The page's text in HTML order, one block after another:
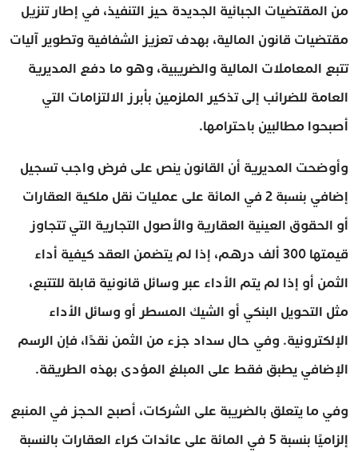
من المقتضيات الجبائية الجديدة حيز التنفيذ، في إطار تنزيل
مقتضيات قانون المالية، بهدف تعزيز الشفافية وتطوير آليات
تتبع المعاملات المالية والضريبية، وهو ما دفع المديرية
العامة للضرائب إلى تذكير الملزمين بأبرز الالتزامات التي
أصبحوا مطالبين باحترامها.
وأوضحت المديرية أن القانون ينص على فرض واجب تسجيل
إضافي بنسبة 2 في المائة على عمليات نقل ملكية العقارات
أو الحقوق العينية العقارية والأصول التجارية التي تتجاوز
قيمتها 300 ألف درهم، إذا لم يتضمن العقد كيفية أداء
الثمن أو إذا لم يتم الأداء عبر وسائل قانونية قابلة للتتبع،
مثل التحويل البنكي أو الشيك المسطر أو وسائل الأداء
الإلكترونية. وفي حال سداد جزء من الثمن نقدًا، فإن الرسم
الإضافي يطبق فقط على المبلغ المؤدى بهذه الطريقة.
وفي ما يتعلق بالضريبة على الشركات، أصبح الحجز في المنبع
إلزاميًا بنسبة 5 في المائة على عائدات كراء العقارات بالنسبة